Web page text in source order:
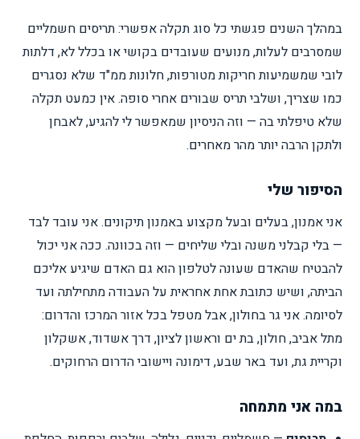
במהלך השנים פגשתי כל סוג תקלה אפשרי: תריסים חשמליים
שמסרבים לעלות, מנועים שעובדים בקושי או בכלל לא, דלתות
לובי שמשמיעות חריקות מטורפות, חלונות ממ"ד שלא נסגרים
כמו שצריך, ושלבי תריס שבורים אחרי סופה. אין כמעט תקלה
שלא טיפלתי בה — וזה הניסיון שמאפשר לי להגיע, לאבחן
ולתקן הרבה יותר מהר מאחרים.
הסיפור שלי
אני אמנון, בעלים ובעל מקצוע באמנון תיקונים. אני עובד לבד
— בלי קבלני משנה ובלי שליחים — וזה בכוונה. ככה אני יכול
להבטיח שהאדם שעונה לטלפון הוא גם האדם שיגיע אליכם
הביתה, ושיש כתובת אחת אחראית על העבודה מתחילתה ועד
לסיומה. אני גר בחולון, אבל מטפל בכל אזור המרכז והדרום:
מתל אביב, חולון, בת ים וראשון לציון, דרך אשדוד, אשקלון
וקריית גת, ועד באר שבע, דימונה ויישובי הדרום הרחוקים.
במה אני מתמחה